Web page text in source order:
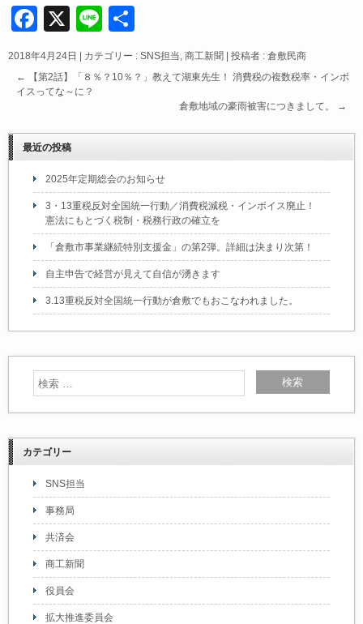
F
a
c
e
o
o
k
X
Li
n
e
有
2018年4月24日 カテゴリー : SNS担当, 商工新聞
投稿者 : 倉敷民商
←
【第2話】「８％？10％？」教えて湖東先生！ 消費税の複数税率・インボ
イスってな～に？
倉敷地域の豪雨被害につきまして。
→
最近の投稿
2025年定期総会のお知らせ
3・13重税反対全国統一行動／消費税減税・インボイス廃止！
憲法にもとづく税制・税務行政の確立を
「倉敷市事業継続特別支援金」の第2弾。詳細は決まり次第！
自主申告で経営が見えて自信が湧きます
3.13重税反対全国統一行動が倉敷でもおこなわれました。
カテゴリー
SNS担当
事務局
共済会
商工新聞
役員会
拡大推進委員会